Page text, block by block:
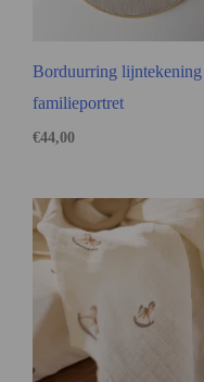
Borduurring lijntekening
familieportret
€44,00